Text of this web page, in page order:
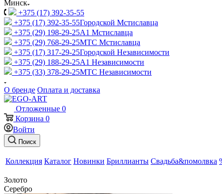
Минск
+375 (17) 392-35-55
+375 (17) 392-35-55Городской Мстиславца
+375 (29) 198-29-25A1 Мстиславца
+375 (29) 768-29-25МТС Мстиславца
+375 (17) 317-29-25Городской Независимости
+375 (29) 188-29-25A1 Независимости
+375 (33) 378-29-25МТС Независимости
О бренде Оплата и доставка
Отложенные 0
Корзина 0
Войти
Поиск
Коллекция Каталог Новинки Бриллианты Свадьба&помолвка
Золото
Серебро